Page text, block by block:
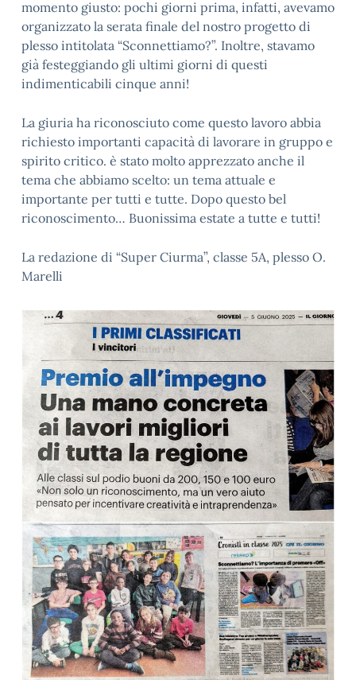
momento giusto: pochi giorni prima, infatti, avevamo
organizzato la serata finale del nostro progetto di
plesso intitolata “Sconnettiamo?”. Inoltre, stavamo
già festeggiando gli ultimi giorni di questi
indimenticabili cinque anni!
La giuria ha riconosciuto come questo lavoro abbia
richiesto importanti capacità di lavorare in gruppo e
spirito critico. è stato molto apprezzato anche il
tema che abbiamo scelto: un tema attuale e
importante per tutti e tutte. Dopo questo bel
riconoscimento… Buonissima estate a tutte e tutti!
La redazione di “Super Ciurma”, classe 5A, plesso O.
Marelli